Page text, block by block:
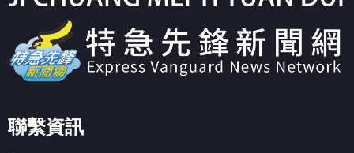
聯繫資訊